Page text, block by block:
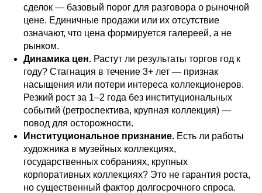
сделок — базовый порог для разговора о рыночной
цене. Единичные продажи или их отсутствие
означают, что цена формируется галереей, а не
рынком.
Динамика цен. Растут ли результаты торгов год к
году? Стагнация в течение 3+ лет — признак
насыщения или потери интереса коллекционеров.
Резкий рост за 1–2 года без институциональных
событий (ретроспектива, крупная коллекция) —
повод для осторожности.
Институциональное признание. Есть ли работы
художника в музейных коллекциях,
государственных собраниях, крупных
корпоративных коллекциях? Это не гарантия роста,
но существенный фактор долгосрочного спроса.